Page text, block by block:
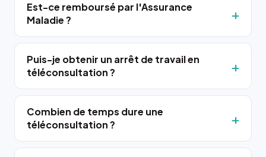
Est-ce remboursé par l'Assurance
Maladie ?
Puis-je obtenir un arrêt de travail en
téléconsultation ?
Combien de temps dure une
téléconsultation ?